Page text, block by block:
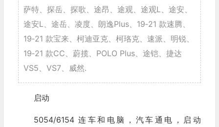
萨特、探岳、探歌、途昂、途观、途观L、途安、
途安L、途岳、凌度、朗逸Plus、19‐21 款速腾、
19‐21 款宝来、柯迪亚克、柯珞克、速派、明锐、
19‐21 款CC、蔚揽、POLO Plus、途铠、捷达
VS5、VS7、威然.
启动
5054/6154 连车和电脑，汽车通电，启动